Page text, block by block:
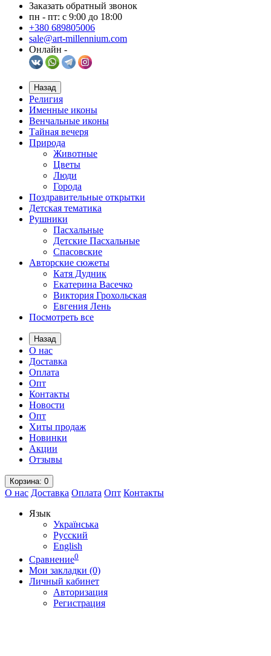
Заказать обратный звонок
пн - пт: с 9:00 до 18:00
+380 689805006
sale@art-millennium.com
Онлайн -
Назад
Религия
Именные иконы
Венчальные иконы
Тайная вечеря
Природа
Животные
Цветы
Люди
Города
Поздравительные открытки
Детская тематика
Рушники
Пасхальные
Детские Пасхальные
Спасовские
Авторские сюжеты
Катя Дудник
Екатерина Васечко
Виктория Грохольская
Евгения Лень
Посмотреть все
Назад
О нас
Доставка
Оплата
Опт
Контакты
Новости
Опт
Хиты продаж
Новинки
Акции
Отзывы
Корзина: 0
О нас Доставка Оплата Опт Контакты
Язык
Українська
Русский
English
Сравнение0
Мои закладки (0)
Личный кабинет
Авторизация
Регистрация